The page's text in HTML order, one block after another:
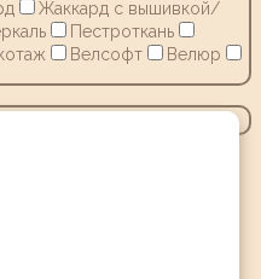
Жаккард с вышивкой/
Пестроткань
Велсофт
Велюр